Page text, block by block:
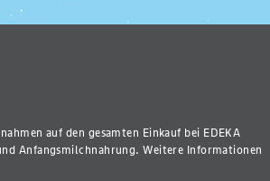
auf den gesamten Einkauf bei EDEKA
Anfangsmilchnahrung. Weitere Informationen